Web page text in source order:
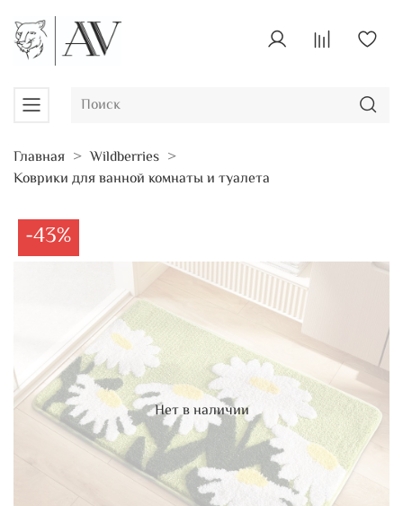
Главная
Wildberries
Коврики для ванной комнаты и туалета
Нет в наличии
-43%